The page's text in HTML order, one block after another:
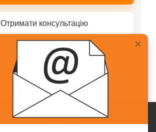
Отримати консультацію
нашому менеджеру
+38(067)217-0440
Про Collaborator